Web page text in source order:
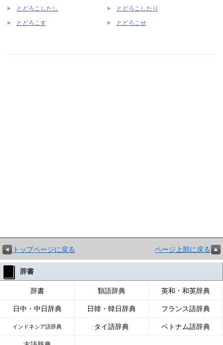
とどろこしたし とどろこしたり
とどろこす とどろこせ
トップページに戻る ページ上部に戻る
辞書
辞書 類語辞典 英和・和英辞典
日中・中日辞典 日韓・韓日辞典 フランス語辞典
インドネシア語辞典 タイ語辞典 ベトナム語辞典